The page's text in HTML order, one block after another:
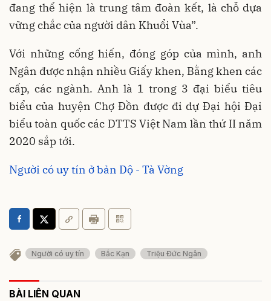
đang thể hiện là trung tâm đoàn kết, là chỗ dựa
vững chắc của người dân Khuổi Vùa”.
Với những cống hiến, đóng góp của mình, anh
Ngân được nhận nhiều Giấy khen, Bằng khen các
cấp, các ngành. Anh là 1 trong 3 đại biểu tiêu
biểu của huyện Chợ Đồn được đi dự Đại hội Đại
biểu toàn quốc các DTTS Việt Nam lần thứ II năm
2020 sắp tới.
Người có uy tín ở bản Dộ - Tà Vờng
Người có uy tín Bắc Kạn Triệu Đức Ngân
BÀI LIÊN QUAN